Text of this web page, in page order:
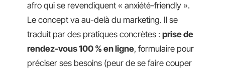
afro qui se revendiquent « anxiété-friendly ».
Le concept va au-delà du marketing. Il se
traduit par des pratiques concrètes : prise de
rendez-vous 100 % en ligne, formulaire pour
préciser ses besoins (peur de se faire couper